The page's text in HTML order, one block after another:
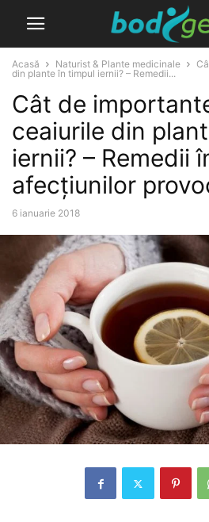
Acasă Naturist & Plante medicinale
din plante în timpul iernii? – Remedii...
Cât de
ceaiurile din
iernii? – Remedii
afecțiunilor
6 ianuarie 2018